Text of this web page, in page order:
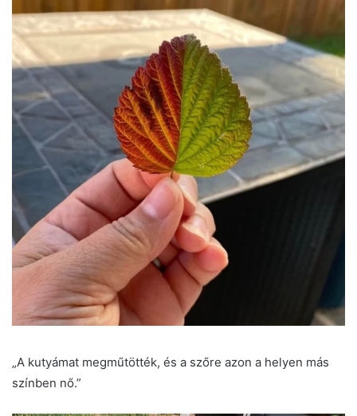
„A kutyámat megműtötték, és a szőre azon a helyen más
színben nő.”